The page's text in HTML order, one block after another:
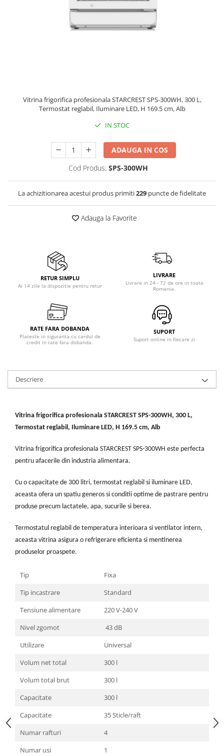
Masini spalat vase
Masini de spalat vase incorporabile
Vitrine pentru vinuri
Electrocasnice Mici
Aparate de bucatarie
Aparate de gatit cu aburi
Aparate de preparat desert
Aparate de vidat
Ascutitor cutite
Blendere
Cântare de bucătărie
Grătare electrice
Masini de gheata
Masini de tocat
Multicooker
Razatoare
Roboti de bucatarie
Storcătoare
Aparate de cafea
Accesorii
Cafetiere
Râșnițe de cafea
Aparate de curatat bijuterii
Aparate de curățat cu aburi
Aparate de ingrijire tesaturi
aparat de calcat vertical
Aparate de scame
Statii de calcat
Aparate de masaj
Aparate de ras electrice
Aparate de tuns
Aparate faciale
Cuptoare electrice
Cântare corporale
Epilatoare
Ingrijire locuinta
Vitrina frigorifica profesionala STARCREST SPS-300WH, 300 L,
Termostat reglabil, Iluminare LED, H 169.5 cm, Alb
IN STOC
ADAUGA IN COS
Cod Produs: SPS-300WH
La achizitionarea acestui produs primiti229 puncte de fidelitate
Adauga la Favorite
RETUR SIMPLU
Ai 14 zile la dispozitie pentru retur
LIVRARE
Livrare in 24 - 72 de ore in toata
Romania.
RATE FARA DOBANDA
Plateste in siguranta cu cardul de
credit in rate fara dobanda.
SUPORT
Suport online in fiecare zi
Descriere
Vitrina frigorifica profesionala STARCREST SPS-300WH, 300 L,
Termostat reglabil, Iluminare LED, H 169.5 cm, Alb
Vitrina frigorifica profesionala STARCREST SPS-300WH este perfecta
pentru afacerile din industria alimentara.
Cu o capacitate de 300 litri, termostat reglabil si iluminare LED,
aceasta ofera un spatiu generos si conditii optime de pastrare pentru
produse precum lactatele, apa, sucurile si berea.
Termostatul reglabil de temperatura interioara si ventilator intern,
aceasta vitrina asigura o refrigerare eficienta si mentinerea
produselor proaspete.
Tip
Fixa
Tip incastrare
Standard
Tensiune alimentare
220 V-240 V
Nivel zgomot
43 dB
Utilizare
Universal
Volum net total
300 l
Volum total brut
300 l
Capacitate
300 l
Capacitate
35 Sticle/raft
Numar rafturi
4
Numar usi
1